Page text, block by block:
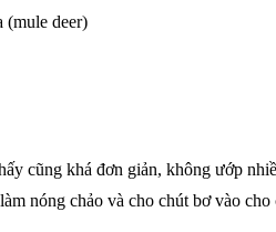
(mule deer)
cũng khá đơn giản, không ướp
nóng chảo và cho chút bơ vào